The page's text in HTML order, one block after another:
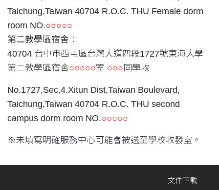
Taichung,Taiwan 40704 R.O.C. THU Female dorm
room NO.○○○○○
第二教學區宿舍 ：
40704 台中市西屯區台灣大道四段1727號東海大學
第二教學區宿舍○○○○○室 ○○○同學收
No.1727,Sec.4.Xitun Dist,Taiwan Boulevard,
Taichung,Taiwan 40704 R.O.C. THU second
campus dorm room NO.○○○○○
※未填寫明確服務中心可能會被送至學校收發室。
文件下載